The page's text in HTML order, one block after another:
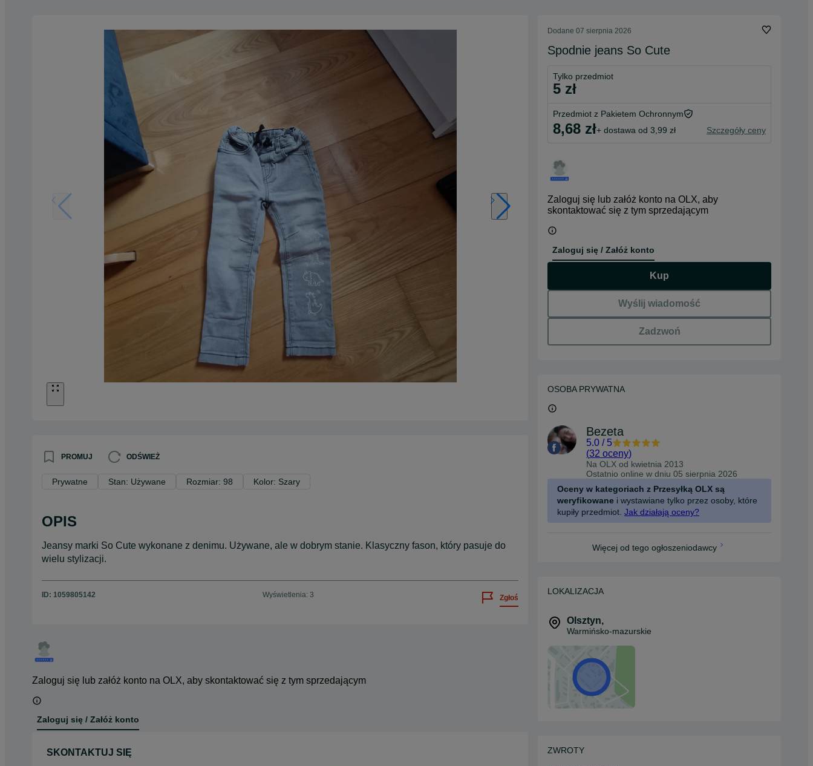
PROMUJ ODŚWIEŻ
Prywatne Stan: Używane Rozmiar: 98 Kolor: Szary
OPIS
Jeansy marki So Cute wykonane z denimu. Używane, ale w dobrym stanie. Klasyczny fason, który pasuje do
wielu stylizacji.
ID: 1059805142 Wyświetlenia: 3 Zgłoś
Zaloguj się lub załóż konto na OLX, aby skontaktować się z tym sprzedającym
Zaloguj się / Załóż konto
SKONTAKTUJ SIĘ
Dodane 07 sierpnia 2026
Spodnie jeans So Cute
Tylko przedmiot
5 zł
Przedmiot z Pakietem Ochronnym
8,68 zł+ dostawa od 3,99 zł Szczegóły ceny
Zaloguj się lub załóż konto na OLX, aby
skontaktować się z tym sprzedającym
Zaloguj się / Załóż konto
Kup
Wyślij wiadomość
Zadzwoń
OSOBA PRYWATNA
Bezeta
5.0 / 5
(32 oceny)
Na OLX od kwietnia 2013
Ostatnio online w dniu 05 sierpnia 2026
Oceny w kategoriach z Przesyłką OLX są
weryfikowane i wystawiane tylko przez osoby, które
kupiły przedmiot. Jak działają oceny?
Więcej od tego ogłoszeniodawcy
LOKALIZACJA
Olsztyn,
Warmińsko-mazurskie
ZWROTY